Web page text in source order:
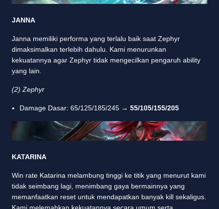
JANNA
Janna memiliki performa yang terlalu baik saat Zephyr
dimaksimalkan terlebih dahulu. Kami menurunkan
kekuatannya agar Zephyr tidak mengecilkan pengaruh ability
yang lain.
(2) Zephyr
Damage Dasar: 65/125/185/245 → 55/105/155/205
KATARINA
Win rate Katarina melambung tinggi ke titik yang menurut kami
tidak seimbang lagi, menimbang gaya bermainnya yang
memanfaatkan reset untuk mendapatkan banyak kill sekaligus.